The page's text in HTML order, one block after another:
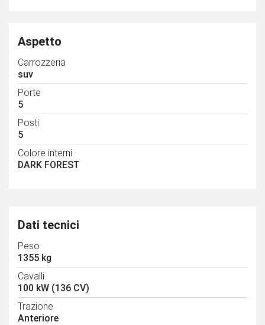
Aspetto
Carrozzeria
suv
Porte
5
Posti
5
Colore interni
DARK FOREST
Dati tecnici
Peso
1355 kg
Cavalli
100 kW (136 CV)
Trazione
Anteriore